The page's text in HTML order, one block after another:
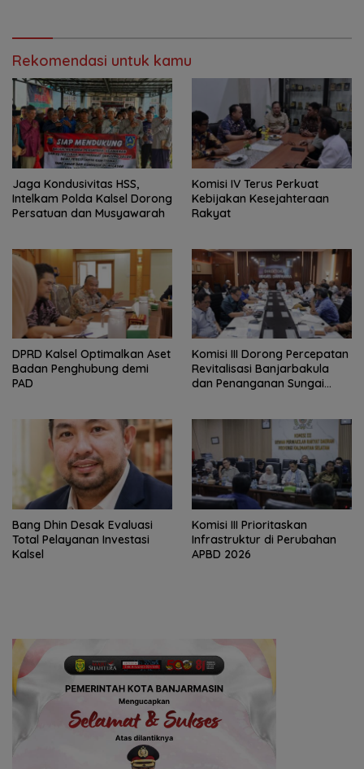
Rekomendasi untuk kamu
Jaga Kondusivitas HSS,
Intelkam Polda Kalsel Dorong
Persatuan dan Musyawarah
Komisi IV Terus Perkuat
Kebijakan Kesejahteraan
Rakyat
‎DPRD Kalsel Optimalkan Aset
Badan Penghubung demi
PAD
‎Komisi III Dorong Percepatan
Revitalisasi Banjarbakula
dan Penanganan Sungai
‎Bang Dhin Desak Evaluasi
Total Pelayanan Investasi
Kalsel
‎Komisi III Prioritaskan
Infrastruktur di Perubahan
APBD 2026